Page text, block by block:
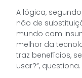
A lógica,
não de
mundo com
melhor da
traz benefícios,
usar?”, questiona.